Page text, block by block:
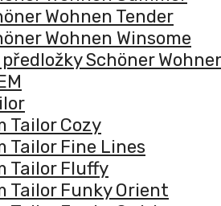
Wohnen Tender
Wohnen Winsome
Schöner
Tailor Cozy
Tailor Fine Lines
Tailor Fluffy
Tailor Funky Orient